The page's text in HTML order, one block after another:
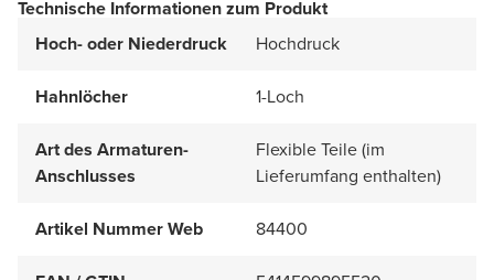
Technische Informationen zum Produkt
Hoch- oder Niederdruck
Hochdruck
Hahnlöcher 1-Loch
Art des Armaturen-
Anschlusses
Flexible Teile (im
Lieferumfang enthalten)
Artikel Nummer Web 84400